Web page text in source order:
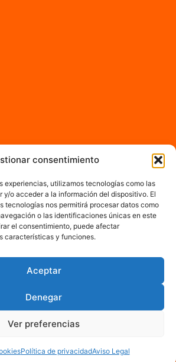
consentimiento
experiencias, utilizamos tecnologías como las
y/o acceder a la información del dispositivo. El
tecnologías nos permitirá procesar datos como
o las identificaciones únicas en este
el consentimiento, puede afectar
características y funciones.
Aceptar
Denegar
Ver preferencias
Política de privacidadAviso Legal